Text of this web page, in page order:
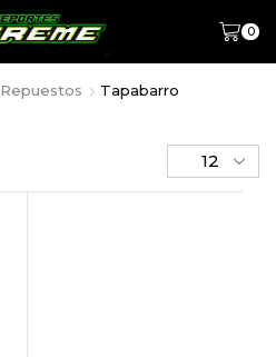
0
Repuestos Tapabarro